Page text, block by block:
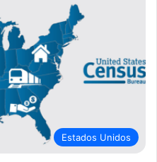
Estados Unidos